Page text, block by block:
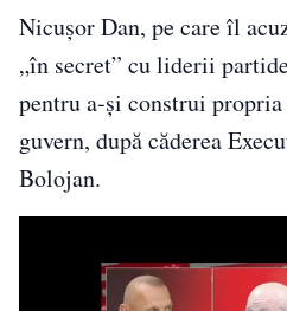
Nicușor Dan, pe care îl
„în secret” cu liderii
pentru a-și construi
guvern, după căderea
Bolojan.